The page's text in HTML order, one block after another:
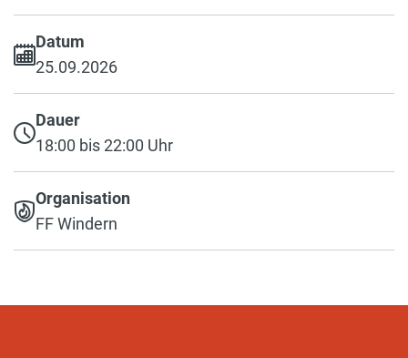
Datum
25.09.2026
Dauer
18:00 bis 22:00 Uhr
Organisation
FF Windern